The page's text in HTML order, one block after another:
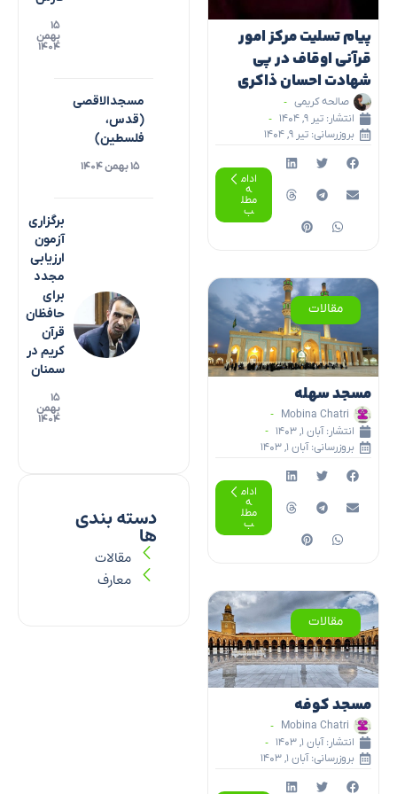
پیام تسلیت مرکز امور
قرآنی اوقاف در پی
شهادت احسان ذاکری
صالحه کریمی
انتشار: تیر ۹, ۱۴۰۴
بروزرسانی: تیر ۹, ۱۴۰۴
ادام
ه
مطل
ب
مسجد سهله
Mobina Chatri
انتشار: آبان ۱, ۱۴۰۳
بروزرسانی: آبان ۱, ۱۴۰۳
ادام
ه
مطل
ب
مقالات
مسجد کوفه
Mobina Chatri
انتشار: آبان ۱, ۱۴۰۳
بروزرسانی: آبان ۱, ۱۴۰۳
مقالات
۱۵
بهمن
۱۴۰۴
مسجدالاقصی
(قدس،
فلسطین)
۱۵ بهمن ۱۴۰۴
برگزاری
آزمون
ارزیابی
مجدد
برای
حافظان
قرآن
کریم در
سمنان
۱۵
بهمن
۱۴۰۴
دسته بندی
ها
مقالات
معارف